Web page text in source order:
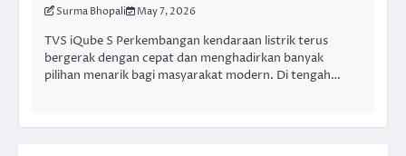
Surma Bhopali May 7, 2026
TVS iQube S Perkembangan kendaraan listrik terus
bergerak dengan cepat dan menghadirkan banyak
pilihan menarik bagi masyarakat modern. Di tengah…